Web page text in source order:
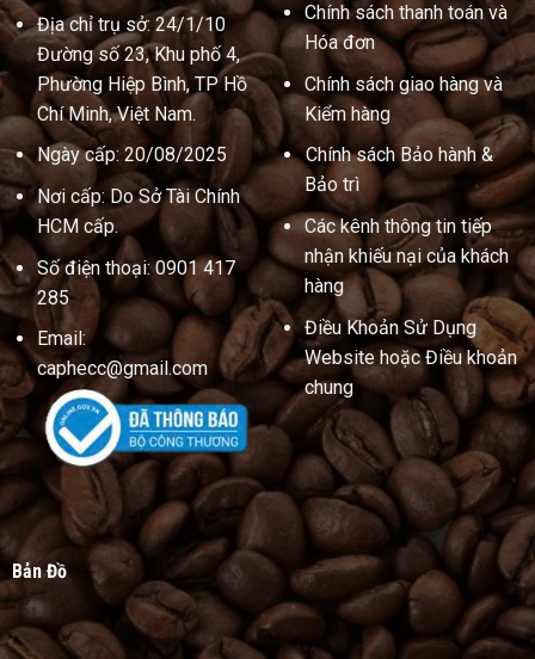
Địa chỉ trụ sở: 24/1/10
Đường số 23, Khu phố 4,
Phường Hiệp Bình, TP Hồ
Chí Minh, Việt Nam.
Ngày cấp: 20/08/2025
Nơi cấp: Do Sở Tài Chính
HCM cấp.
Số điện thoại: 0901 417
285
Email:
caphecc@gmail.com
Chính sách thanh toán và
Hóa đơn
Chính sách giao hàng và
Kiểm hàng
Chính sách Bảo hành &
Bảo trì
Các kênh thông tin tiếp
nhận khiếu nại của khách
hàng
Điều Khoản Sử Dụng
Website hoặc Điều khoản
chung
Bản Đồ